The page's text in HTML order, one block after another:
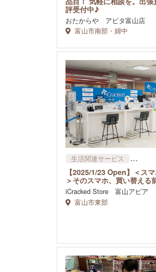
評受付中♪
おたからや アピタ富山店
富山市南部・婦中
生活関連サービス
リサイクル・物品賃貸​（
ル）
【2025/1/23 Open】＜ス
＞そのスマホ、買い替える
iCracked Store 富山アピア
富山市東部